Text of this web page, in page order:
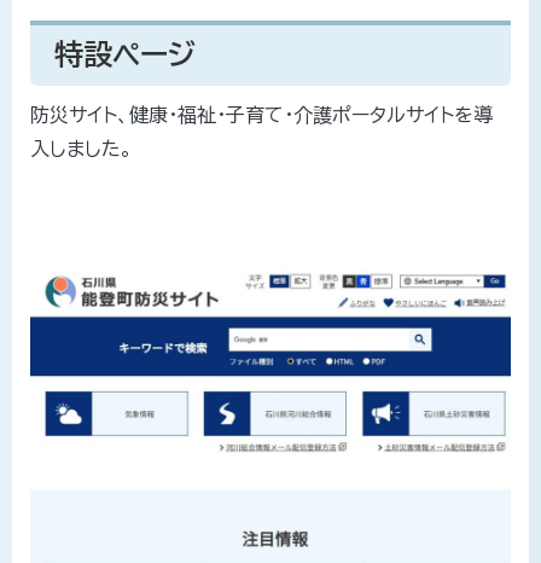
特設ページ
防災サイト、健康・福祉・子育て・介護ポータルサイトを導
入しました。